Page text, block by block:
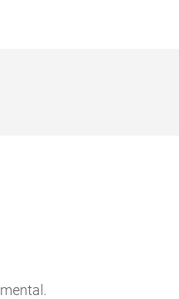
mental.